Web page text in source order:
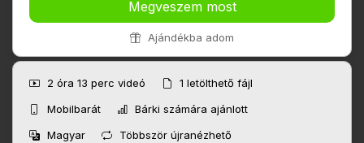
Megveszem most
Ajándékba adom
2 óra 13 perc videó 1 letölthető fájl
Mobilbarát
Bárki számára ajánlott
Magyar
Többször újranézhető